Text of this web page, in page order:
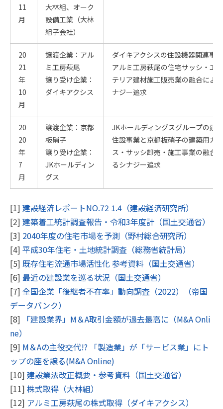
11
月
大林組、オーク
設備工業（大林
組子会社）
20
21
年
10
月
譲渡企業：アル
ミ工房萩尾
譲り受け企業：
ダイキアクシス
ダイキアクシスの住設機器関連事
アルミ工房萩尾の住宅サッシ・エ
テリア建材施工販売業の融合によ
ナジー追求
20
20
年
7
月
譲渡企業：京都
板硝子
譲り受け企業：
JKホールディン
グス
JKホールディングスグループの建
住設事業と京都板硝子の建築用ガラ
ス・サッシ卸売・施工事業の融合
るシナジー追求
[1] 建設経済レポートNO.72 1.4（建設経済研究所）
[2] 建築着工統計調査報告・令和3年度計（国土交通省）
[3] 2040年度の住宅市場を予測（野村総合研究所）
[4] 平成30年住宅・土地統計調査（総務省統計局）
[5] 既存住宅流通市場活性化 参考資料（国土交通省）
[6] 最近の建設業を巡る状況（国土交通省）
[7] 全国企業「後継者不在率」動向調査（2022）（帝国
データバンク）
[8]
「建設業界」M＆A取引金額が過去最高に（M&A Onli
ne）
[9] M＆Aの主役交代!? 「製造業」が「サービス業」にト
ップの座を譲る(M&A Online)
[10] 建設業法改正概要・参考資料（国土交通省）
[11] 株式取得（大林組）
[12] アルミ工房萩尾の株式取得（ダイキアクシス）